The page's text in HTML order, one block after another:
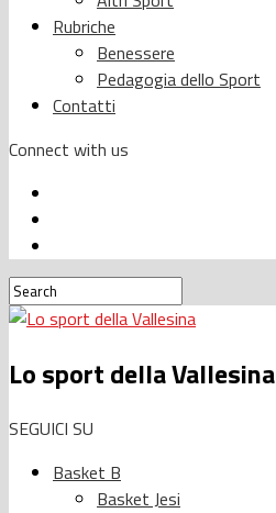
Rubriche
Benessere
Pedagogia dello Sport
Contatti
Connect with us
Lo sport della Vallesina
SEGUICI SU
Basket B
Basket Jesi